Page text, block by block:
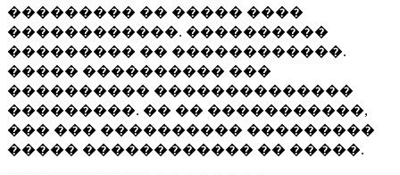
��������� �� ����� ����
������������. ����������
��������� �� ������������.
����� ���������� ���
���������� ��������������
���������. �� �� �����������,
��� ��� ���������� ���������
����� ������������ �� �����.